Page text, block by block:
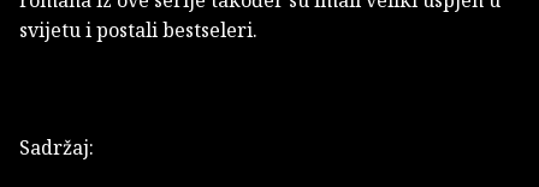
svijetu i postali bestseleri.
Sadržaj: